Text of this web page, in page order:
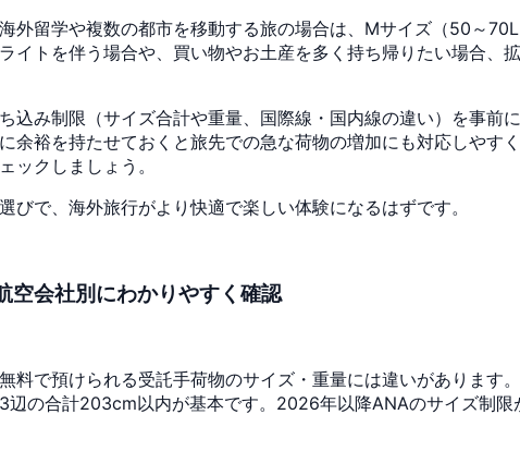
外留学や複数の都市を移動する旅の場合は、Mサイズ（50～
イトを伴う場合や、買い物やお土産を多く持ち帰りたい場合、
込み制限（サイズ合計や重量、国際線・国内線の違い）を事前
余裕を持たせておくと旅先での急な荷物の増加にも対応しやす
ックしましょう。
びで、海外旅行がより快適で楽しい体験になるはずです。
空会社別にわかりやすく確認
料で預けられる受託手荷物のサイズ・重量には違いがあります
の合計203cm以内が基本です。2026年以降ANAのサイズ制